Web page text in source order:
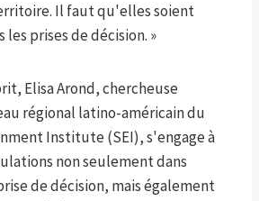
Il faut qu'elles soient
les prises de décision. »
Elisa Arond, chercheuse
régional latino-américain du
Institute (SEI), s'engage à
non seulement dans
de décision, mais également